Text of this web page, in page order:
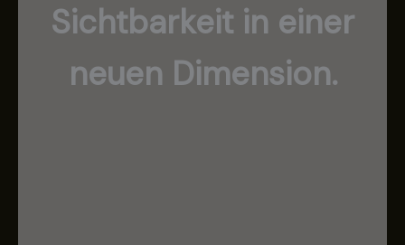
Sichtbarkeit in einer
neuen Dimension.